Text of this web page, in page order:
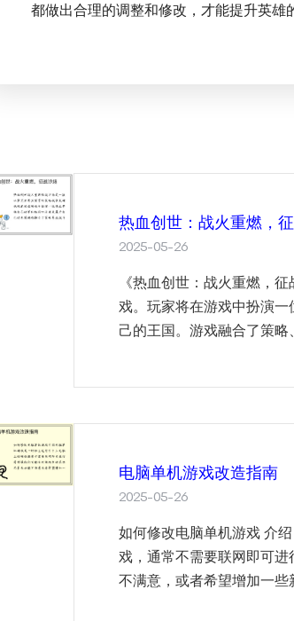
都做出合理的调整和修改，才能提升英雄
热血创世：战火重燃，
2025-05-26
《热血创世：战火重燃，
戏。玩家将在游戏中扮演
己的王国。游戏融合了策
电脑单机游戏改造指南
2025-05-26
如何修改电脑单机游戏 介
戏，通常不需要联网即可
不满意，或者希望增加一